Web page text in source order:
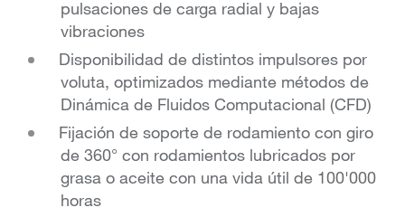
pulsaciones de carga radial y bajas
vibraciones
Disponibilidad de distintos impulsores por
voluta, optimizados mediante métodos de
Dinámica de Fluidos Computacional (CFD)
Fijación de soporte de rodamiento con giro
de 360° con rodamientos lubricados por
grasa o aceite con una vida útil de 100'000
horas